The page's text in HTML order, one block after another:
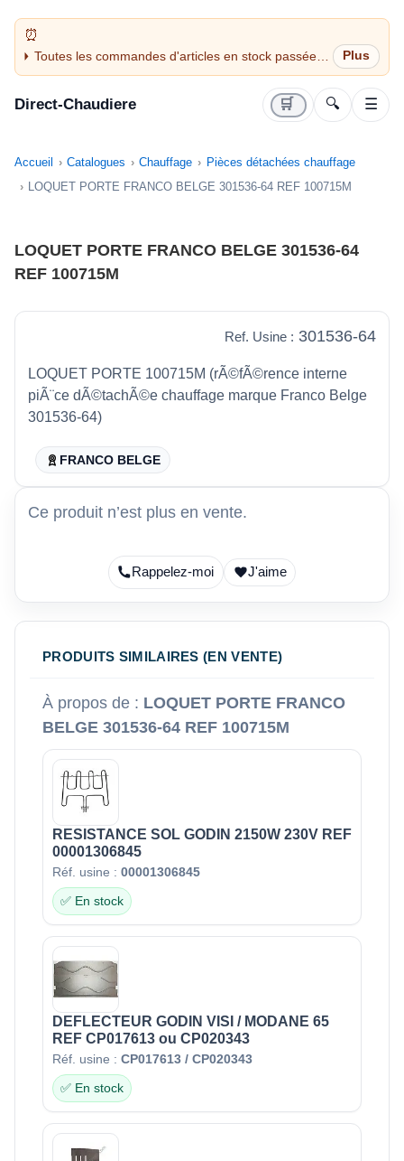
Toutes les commandes d'articles en stock passées
avant 14H sont expédiées le jour même (jours
Direct-Chaudiere 🛒 🔍 ☰
Accueil Catalogues Chauffage
Pièces détachées chauffage
LOQUET PORTE FRANCO BELGE 301536-64 REF 100715M
LOQUET PORTE FRANCO BELGE 301536-64
REF 100715M
Ref. Usine : 301536-64
LOQUET PORTE 100715M (rÃ©fÃ©rence interne
piÃ¨ce dÃ©tachÃ©e chauffage marque Franco Belge
301536-64)
FRANCO BELGE
Ce produit n’est plus en vente.
Rappelez-moi J'aime
PRODUITS SIMILAIRES (EN VENTE)
À propos de : LOQUET PORTE FRANCO
BELGE 301536-64 REF 100715M
RESISTANCE SOL GODIN 2150W 230V REF
00001306845
Réf. usine : 00001306845
✅ En stock
DEFLECTEUR GODIN VISI / MODANE 65
REF CP017613 ou CP020343
Réf. usine : CP017613 / CP020343
✅ En stock